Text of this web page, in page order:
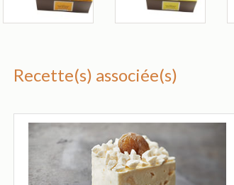
Recette(s) associée(s)